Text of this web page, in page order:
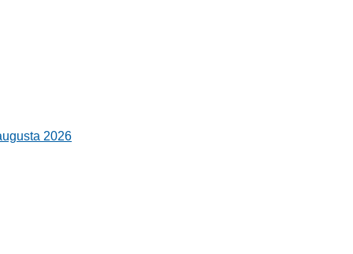
2026